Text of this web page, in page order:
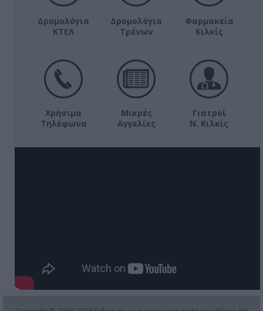
Δρομολόγια
ΚΤΕΛ
Δρομολόγια
Τρένων
Φαρμακεία
Κιλκίς
Χρήσιμα
Τηλέφωνα
Μικρές
Αγγελίες
Γιατροί
Ν. Κιλκίς